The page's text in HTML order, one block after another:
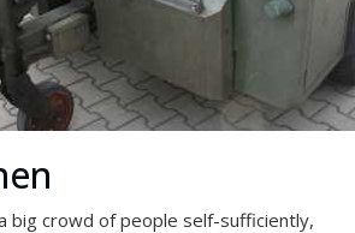
big crowd of people self-sufficiently,